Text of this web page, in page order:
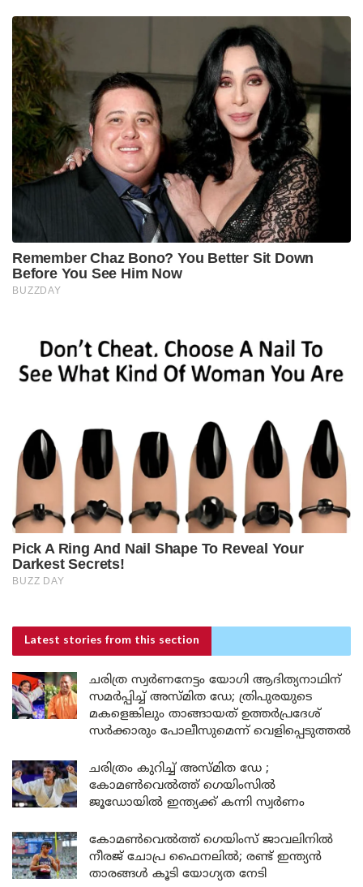
Latest stories from this section
ചരിത്ര സ്വർണനേട്ടം യോഗി ആദിത്യനാഥിന്
സമർപ്പിച്ച് അസ്മിത ഡേ; ത്രിപുരയുടെ
മകളെങ്കിലും താങ്ങായത് ഉത്തർപ്രദേശ്
സർക്കാരും പോലീസുമെന്ന് വെളിപ്പെടുത്തൽ
ചരിത്രം കുറിച്ച് അസ്മിത ഡേ ;
കോമൺവെൽത്ത് ഗെയിംസിൽ
ജൂഡോയിൽ ഇന്ത്യക്ക് കന്നി സ്വർണം
കോമൺവെൽത്ത് ഗെയിംസ് ജാവലിനിൽ
നീരജ് ചോപ്ര ഫൈനലിൽ; രണ്ട് ഇന്ത്യൻ
താരങ്ങൾ കൂടി യോഗ്യത നേടി